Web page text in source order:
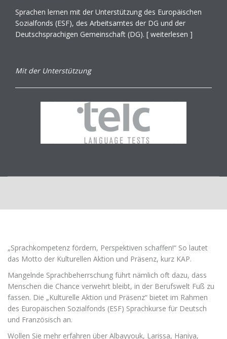
Sprachen lernen mit der Unterstützung des Europäischen
Sozialfonds (ESF), des Arbeitsamtes der DG und der
Deutschsprachigen Gemeinschaft (DG). [ weiterlesen ]
Mit der Unterstützung
„Sprachkompetenz fördern, Perspektiven schaffen!“ So lautet
das Motto der Kulturellen Aktion und Präsenz, kurz KAP.
Mangelnde Sprachbeherrschung führt nämlich oft dazu, dass
Menschen die Chance verwehrt bleibt, in der Berufswelt Fuß zu
fassen. Die „Kulturelle Aktion und Präsenz“ bietet im Rahmen
des Europäischen Sozialfonds (ESF) Sprachkurse für Deutsch
und Französisch an.
Wollen Sie mehr erfahren über Albayyouk, Larissa, Haniya,